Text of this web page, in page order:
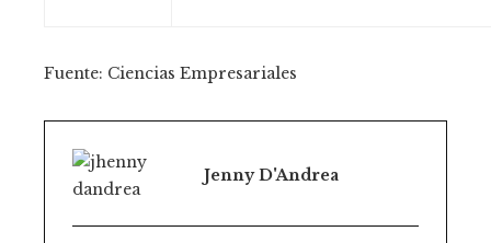
Fuente: Ciencias Empresariales
Jenny D'Andrea